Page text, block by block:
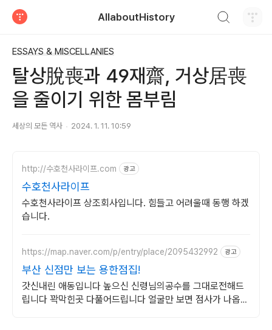
AllaboutHistory
ESSAYS & MISCELLANIES
탈상脫喪과 49재齋, 거상居喪
을 줄이기 위한 몸부림
세상의 모든 역사 2024. 1. 11. 10:59
http://수호천사라이프.com 광고
수호천사라이프
수호천사라이프 상조회사입니다. 힘들고 어려울때 동행 하겠
습니다.
https://map.naver.com/p/entry/place/2095432992 광고
부산 신점만 보는 용한점집!
갓신내린 애동입니다 높으신 신령님의공수를 그대로전해드
립니다 꽉막힌곳 다풀어드립니다 얼굴만 보면 점사가 나옵니